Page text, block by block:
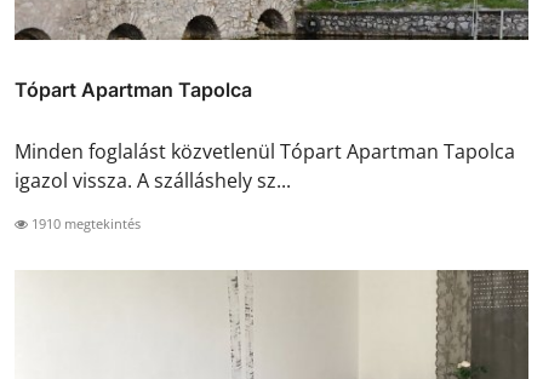
Tópart Apartman Tapolca
Minden foglalást közvetlenül Tópart Apartman Tapolca
igazol vissza. A szálláshely sz...
1910 megtekintés